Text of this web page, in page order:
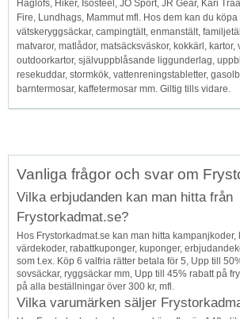
Haglöfs, Hiker, Isosteel, JO Sport, JR Gear, Kari
Fire, Lundhags, Mammut mfl. Hos dem kan du
vätskeryggsäckar, campingtält, enmanstält,
matvaror, matlådor, matsäcksväskor, kokkärl, kartor,
outdoorkartor, självuppblåsande liggunderlag,
resekuddar, stormkök, vattenreningstabletter,
barntermosar, kaffetermosar mm. Giltig tills vidare.
Vanliga frågor och svar om
Vilka erbjudanden kan man hitta från
Frystorkadmat.se?
Hos Frystorkadmat.se kan man hitta kampanjkoder,
värdekoder, rabattkuponger, kuponger,
som t.ex. Köp 6 valfria rätter betala för 5, Upp till
sovsäckar, ryggsäckar mm, Upp till 45% rabatt på
på alla beställningar över 300 kr, mfl.
Vilka varumärken säljer